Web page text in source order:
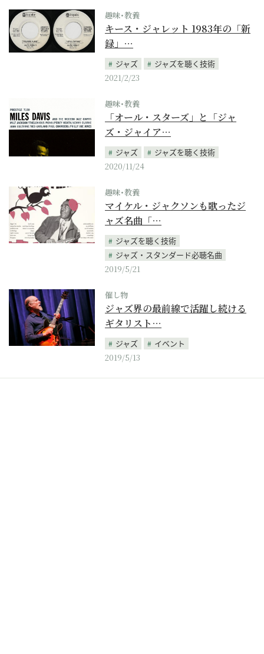
趣味･教養
キース・ジャレット 1983年の「新
録」…
ジャズ
ジャズを聴く技術
2021/2/23
趣味･教養
「オール・スターズ」と「ジャ
ズ・ジャイア…
ジャズ
ジャズを聴く技術
2020/11/24
趣味･教養
マイケル・ジャクソンも歌ったジ
ャズ名曲「…
ジャズを聴く技術
ジャズ・スタンダード必聴名曲
2019/5/21
催し物
ジャズ界の最前線で活躍し続ける
ギタリスト…
ジャズ
イベント
2019/5/13